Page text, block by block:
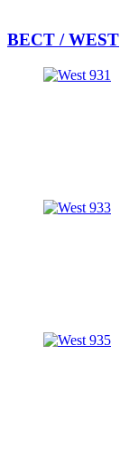
ВЕСТ / WEST